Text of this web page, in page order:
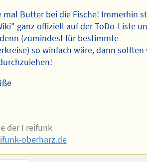
mal Butter bei die Fische! Immerhin
ganz offiziell auf der ToDo-Liste
(zumindest für bestimmte
so winfach wäre, dann sollten
der Freifunk
oberharz.de